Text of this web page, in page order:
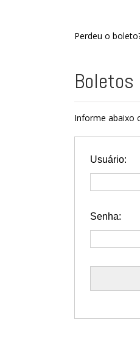
Perdeu o
Informe abaixo
Usuário:
Senha: